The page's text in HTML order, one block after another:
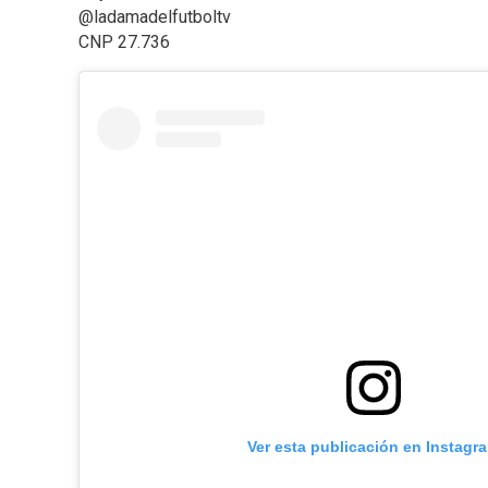
@ladamadelfutboltv
CNP 27.736
Ver esta publicación en